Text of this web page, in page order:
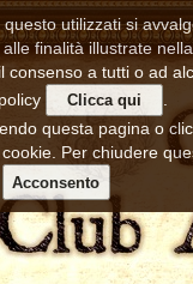
utilizzati si
finalità illustrate
consenso a tutti o ad
Clicca qui
questa pagina o
Per chiudere
Acconsento